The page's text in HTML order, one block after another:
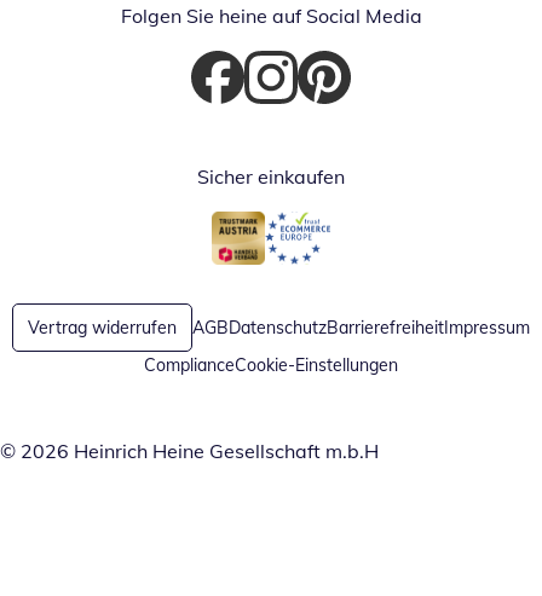
Folgen Sie heine auf Social Media
Öffnet in neuem Fenster
Öffnet in neuem Fenster
Öffnet in neuem Fenster
Sicher einkaufen
Öffnet in neuem Fenster
Öffnet in neuem Fenster
Vertrag widerrufen AGBDatenschutzBarrierefreiheitImpressum
ComplianceCookie-Einstellungen
© 2026 Heinrich Heine Gesellschaft m.b.H